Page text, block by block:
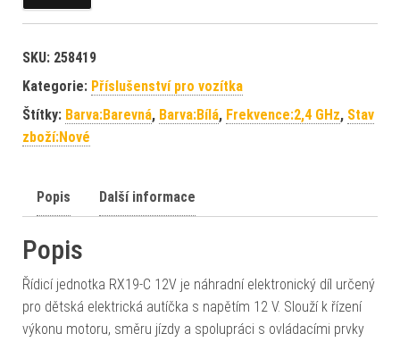
SKU: 258419
Kategorie: Příslušenství pro vozítka
Štítky: Barva:Barevná, Barva:Bílá, Frekvence:2,4 GHz, Stav
zboží:Nové
Popis Další informace
Popis
Řídicí jednotka RX19-C 12V je náhradní elektronický díl určený
pro dětská elektrická autíčka s napětím 12 V. Slouží k řízení
výkonu motoru, směru jízdy a spolupráci s ovládacími prvky